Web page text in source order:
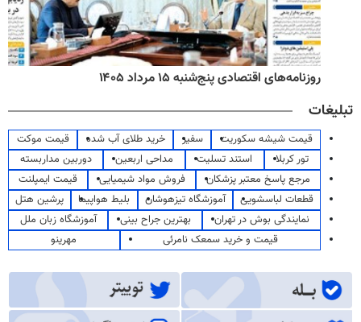
روزنامه‌های اقتصادی پنج‌شنبه ۱۵ مرداد ۱۴۰۵
تبلیغات
قیمت شیشه سکوریت سفیر خرید طلای آب شده
قیمت موکت
تور کربلا
استند تسلیت مداحی اربعین
دوربین مداربسته
مرجع پاسخ معتبر پزشکان
فروش مواد شیمیایی
قیمت ایمپلنت
قطعات لباسشویی
آموزشگاه تیزهوشان بلیط هواپیما
پرشین هتل
نمایندگی بوش در تهران
بهترین جراح بینی
آموزشگاه زبان ملل
قیمت و خرید سمعک نامرئی
مهرینو